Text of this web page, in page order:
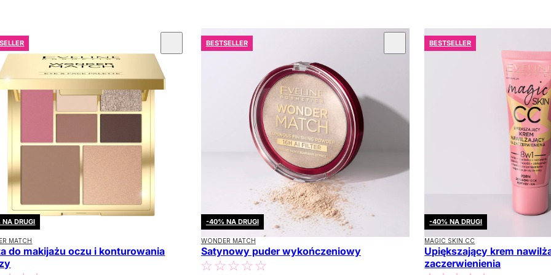
DRUGI
MATCH
do makijażu oczu i konturowania
BESTSELLER
-40% NA DRUGI
WONDER MATCH
Satynowy puder wykończeniowy
BESTSELLER
-40% NA DRUGI
MAGIC SKIN CC
Upiększający krem
zaczerwienienia